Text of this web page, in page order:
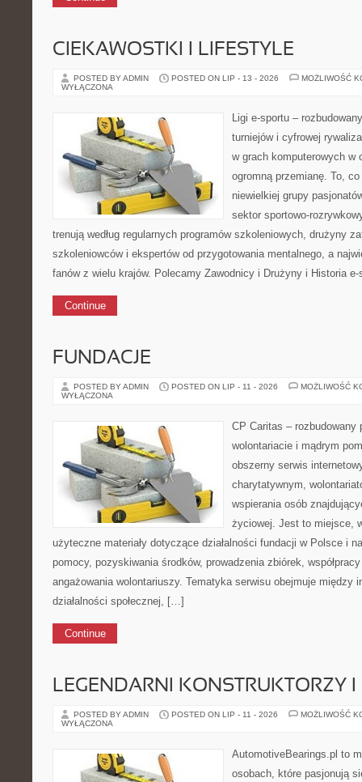
CIEKAWOSTKI I LIFESTYLE
POSTED BY ADMIN POSTED ON LIP - 13 - 2026
MOŻLIWOŚĆ
WYŁĄCZONA
Ligi e-sportu –
turniejów i cyfrowej
w grach komputerowych w
ogromną przemianę. To,
niewielkiej grupy
sektor sportowo-
trenują według regularnych programów szkoleniowych, drużyny
szkoleniowców i ekspertów od przygotowania mentalnego, a
fanów z wielu krajów. Polecamy Zawodnicy i Drużyny i Historia
Continue
FUNDACJE
POSTED BY ADMIN POSTED ON LIP - 11 - 2026
MOŻLIWOŚĆ
WYŁĄCZONA
CP Caritas – rozbudowany
wolontariacie i mądrym
obszerny serwis
charytatywnym,
wspierania osób
życiowej. Jest to miejsce,
użyteczne materiały dotyczące działalności fundacji w Polsce i
pomocy, pozyskiwania środków, prowadzenia zbiórek,
angażowania wolontariuszy. Tematyka serwisu obejmuje między
działalności społecznej, […]
Continue
LEGENDARNI KONSTRUKTORZY
POSTED BY ADMIN POSTED ON LIP - 11 - 2026
MOŻLIWOŚĆ
WYŁĄCZONA
AutomotiveBearings.pl to
osobach, które pasjonują